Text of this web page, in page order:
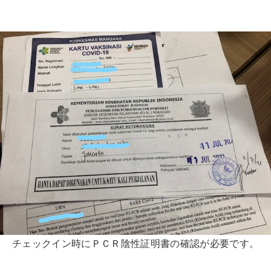
チェックイン時にＰＣＲ陰性証明書の確認が必要です。